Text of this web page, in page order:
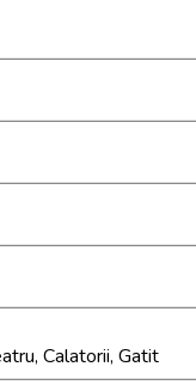
Calatorii, Gatit